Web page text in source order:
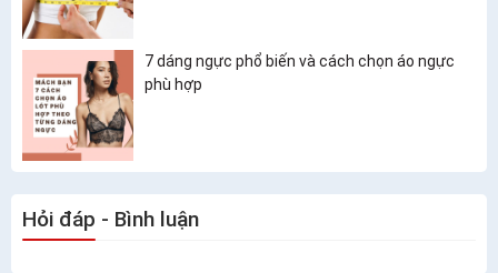
7 dáng ngực phổ biến và cách chọn áo ngực
phù hợp
Hỏi đáp - Bình luận